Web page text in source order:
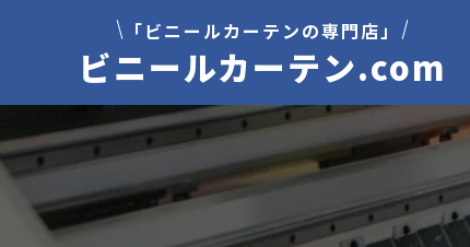
「ビニールカーテンの専門店」
ビニールカーテン.com